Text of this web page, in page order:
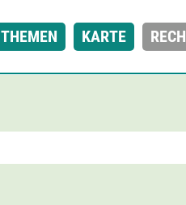
THEMEN KARTE